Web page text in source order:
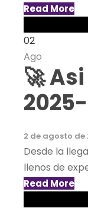
Read More
02
Ago
🚀
2 de agosto de
Desde la
llenos de
Read More